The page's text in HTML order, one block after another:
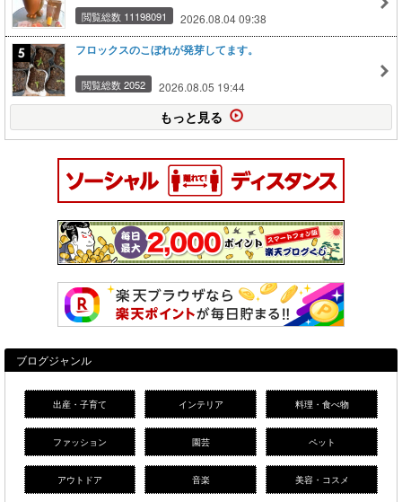
閲覧総数 11198091 2026.08.04 09:38
フロックスのこぼれが発芽してます。
閲覧総数 2052 2026.08.05 19:44
もっと見る
ブログジャンル
出産・子育て インテリア 料理・食べ物
ファッション 園芸 ペット
アウトドア 音楽 美容・コスメ